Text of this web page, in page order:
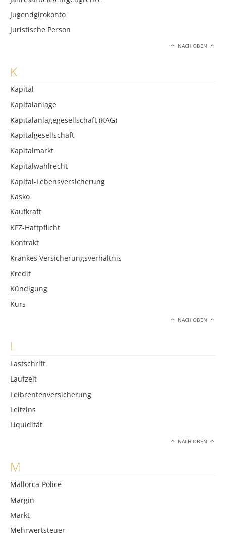
Jugendgirokonto
Juristische Person
NACH OBEN
K
Kapital
Kapitalanlage
Kapitalanlagegesellschaft (KAG)
Kapitalgesellschaft
Kapitalmarkt
Kapitalwahlrecht
Kapital-Lebensversicherung
Kasko
Kaufkraft
KFZ-Haftpflicht
Kontrakt
Krankes Versicherungsverhältnis
Kredit
Kündigung
Kurs
NACH OBEN
L
Lastschrift
Laufzeit
Leibrentenversicherung
Leitzins
Liquidität
NACH OBEN
M
Mallorca-Police
Margin
Markt
Mehrwertsteuer